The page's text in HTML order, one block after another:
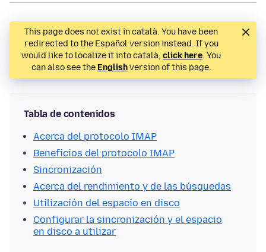
This page does not exist in català. You have been
redirected to the Español version instead. If you
would like to localize it into català, click here. You
can also see the Englishversion of this page.
Tabla de contenidos
Acerca del protocolo IMAP
Beneficios del protocolo IMAP
Sincronización
Acerca del rendimiento y de las búsquedas
Utilización del espacio en disco
Configurar la sincronización y el espacio
en disco a utilizar